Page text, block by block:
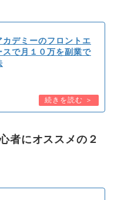
カデミーのフロントエ
スで月１０万を副業で
者にオススメの２